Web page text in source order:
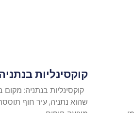
קוקסינליות
קוקסינליות בנתניה: מקום
שהוא נתניה, עיר חוף